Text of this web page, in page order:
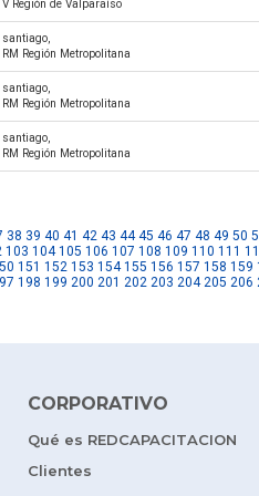
V Región de Valparaíso
santiago,
RM Región Metropolitana
santiago,
RM Región Metropolitana
santiago,
RM Región Metropolitana
38 39 40 41 42 43 44 45 46 47 48 49 50
103 104 105 106 107 108 109 110 111
151 152 153 154 155 156 157 158 159
198 199 200 201 202 203 204 205 206
CORPORATIVO
Qué es REDCAPACITACION
Clientes